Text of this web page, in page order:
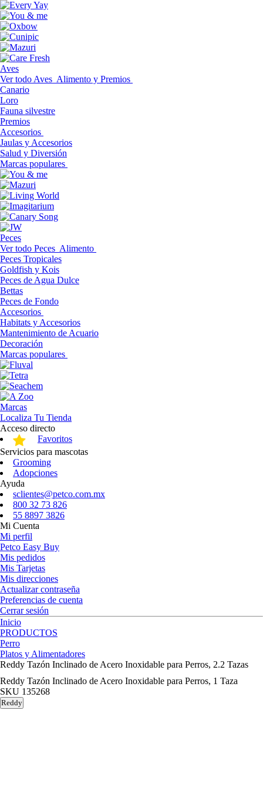
Aves
Ver todo Aves Alimento y Premios
Canario
Loro
Fauna silvestre
Premios
Accesorios
Jaulas y Accesorios
Salud y Diversión
Marcas populares
Peces
Ver todo Peces Alimento
Peces Tropicales
Goldfish y Kois
Peces de Agua Dulce
Bettas
Peces de Fondo
Accesorios
Habitats y Accesorios
Mantenimiento de Acuario
Decoración
Marcas populares
Marcas
Localiza Tu Tienda
Acceso directo
Favoritos
Servicios para mascotas
Grooming
Adopciones
Ayuda
sclientes@petco.com.mx
800 32 73 826
55 8897 3826
Mi Cuenta
Mi perfil
Petco Easy Buy
Mis pedidos
Mis Tarjetas
Mis direcciones
Actualizar contraseña
Preferencias de cuenta
Cerrar sesión
Inicio
PRODUCTOS
Perro
Platos y Alimentadores
Reddy Tazón Inclinado de Acero Inoxidable para Perros, 2.2 Tazas
Reddy Tazón Inclinado de Acero Inoxidable para Perros, 1 Taza
SKU 135268
Reddy